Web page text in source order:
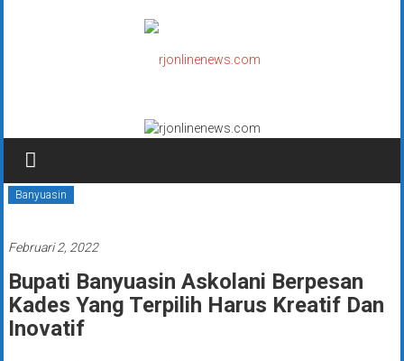
rjonlinenews.com
Faktual
Berimbang
dan
Banyuasin
Februari 2, 2022
Bupati Banyuasin Askolani Berpesan
Kades Yang Terpilih Harus Kreatif Dan
Inovatif